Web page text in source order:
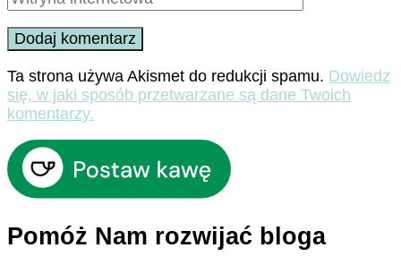
Ta strona używa Akismet do redukcji spamu. Dowiedz
się, w jaki sposób przetwarzane są dane Twoich
komentarzy.
Pomóż Nam rozwijać bloga